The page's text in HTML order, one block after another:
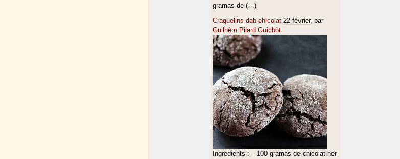
gramas de (…)
Craquelins dab chicolat 22 février, par
Guilhèm Pilard Guichòt
Ingredients : – 100 gramas de chicolat ner